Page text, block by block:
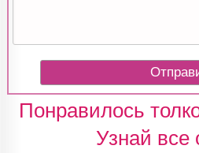
Понравилось
Узнай все